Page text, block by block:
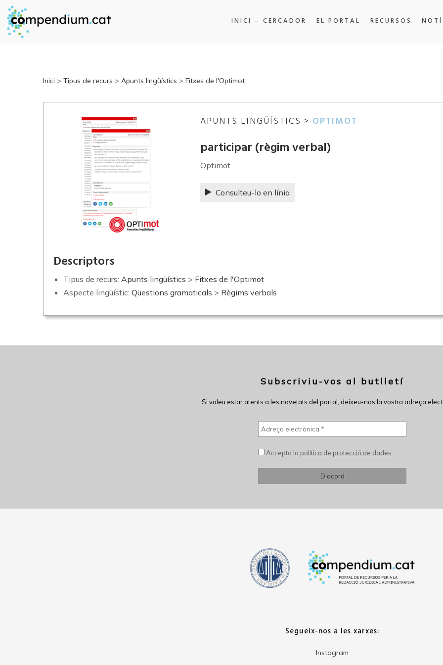
INICI – CERCADOR EL PORTAL RECURSOS
Inici > Tipus de recurs > Apunts lingüístics > Fitxes de l'Optimot
APUNTS LINGÜÍSTICS > OPTIMOT
participar (règim verbal)
Optimot
Consulteu-lo en línia
Descriptors
Tipus de recurs: Apunts lingüístics > Fitxes de l'Optimot
Aspecte lingüístic: Qüestions gramaticals > Règims verbals
Subscriviu-vos al butlletí
Si voleu estar atents a les novetats del portal, deixeu-nos la vostra adreça
Accepto la política de protecció de dades
Segueix-nos a les xarxes:
Instagram